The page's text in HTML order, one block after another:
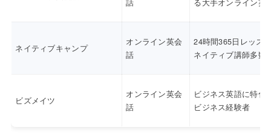
話
る大手オンライン英
ネイティブキャンプ
オンライン英会
話
24時間365日レッス
ネイティブ講師多数
ビズメイツ
オンライン英会
話
ビジネス英語に特化
ビジネス経験者